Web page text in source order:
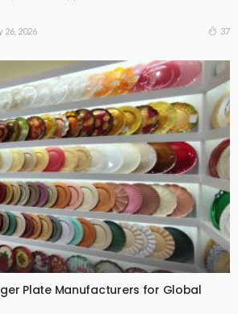
26, 2026 37
Plate Manufacturers for Global